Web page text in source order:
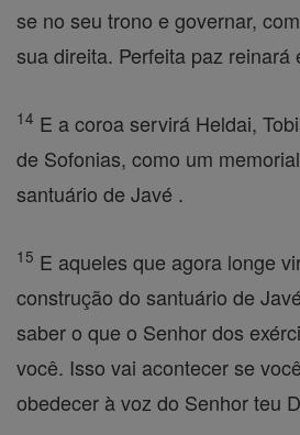
se no seu trono e governar,
sua direita. Perfeita paz reinará
14 E a coroa servirá Heldai,
de Sofonias, como um
santuário de Javé .
15 E aqueles que agora longe
construção do santuário de
saber o que o Senhor dos
você. Isso vai acontecer se
obedecer à voz do Senhor teu